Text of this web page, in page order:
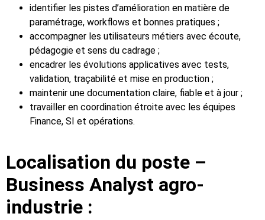
identifier les pistes d’amélioration en matière de
paramétrage, workflows et bonnes pratiques ;
accompagner les utilisateurs métiers avec écoute,
pédagogie et sens du cadrage ;
encadrer les évolutions applicatives avec tests,
validation, traçabilité et mise en production ;
maintenir une documentation claire, fiable et à jour ;
travailler en coordination étroite avec les équipes
Finance, SI et opérations.
Localisation du poste –
Business Analyst agro-
industrie :